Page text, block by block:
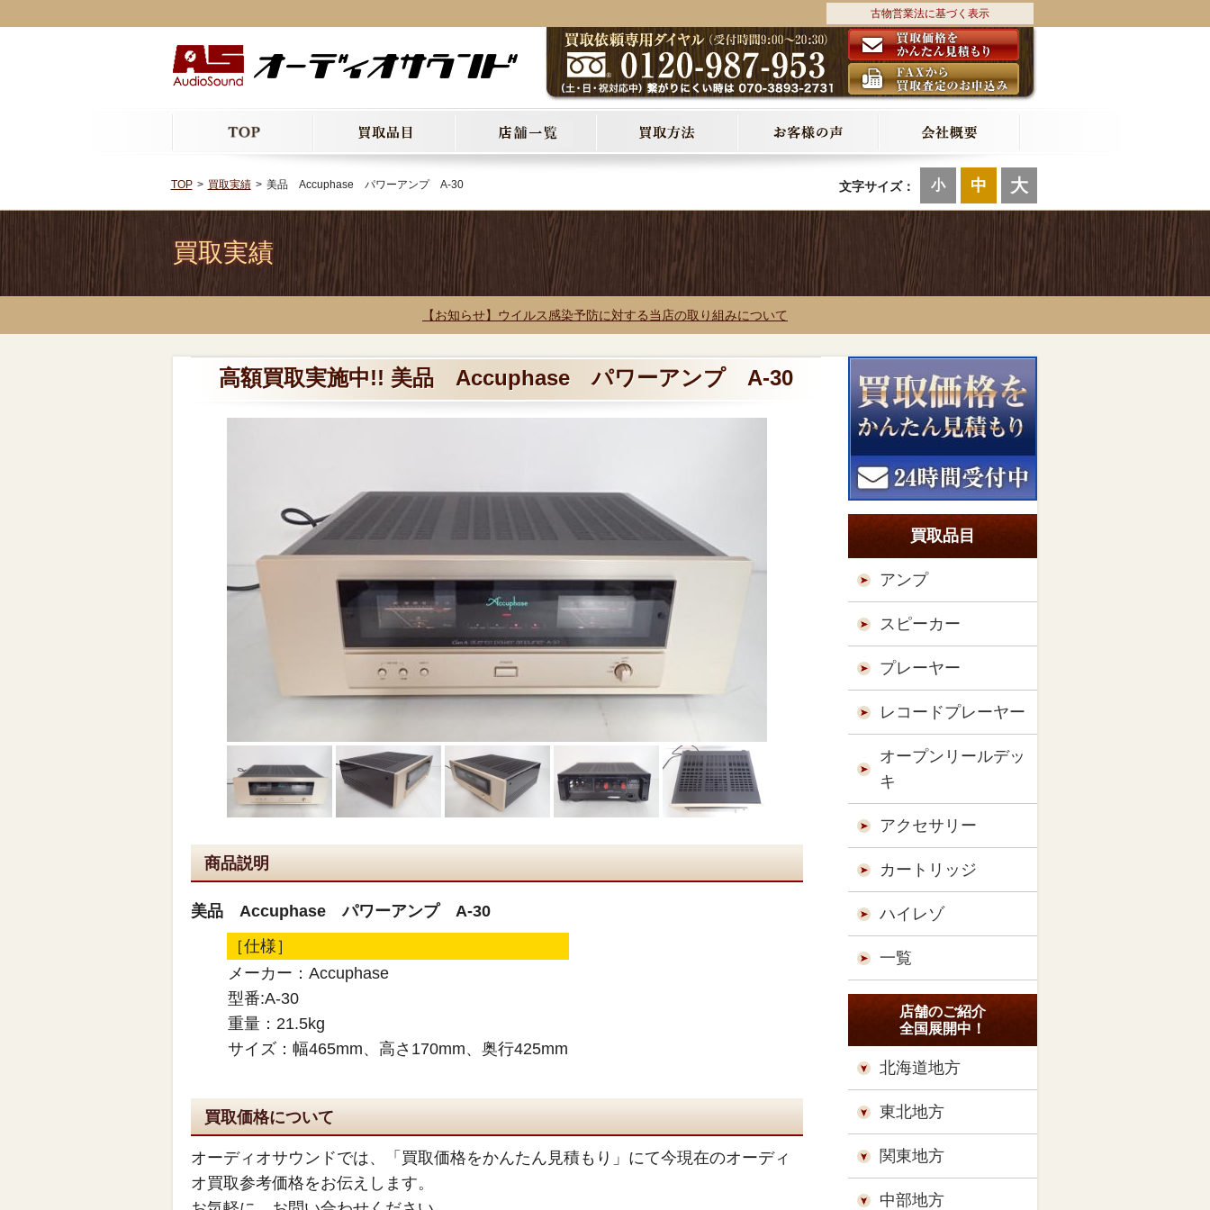
古物営業法に基づく表示
文字サイズ： 小 中 大
TOP 買取実績 美品 Accuphase パワーアンプ A-30
買取実績
【お知らせ】ウイルス感染予防に対する当店の取り組みについて
高額買取実施中!! 美品 Accuphase パワーアンプ A-30
商品説明
美品 Accuphase パワーアンプ A-30
［仕様］
メーカー：Accuphase
型番:A-30
重量：21.5kg
サイズ：幅465mm、高さ170mm、奥行425mm
買取価格について
オーディオサウンドでは、「買取価格をかんたん見積もり」にて今現在のオーディ
オ買取参考価格をお伝えします。
買取品目
アンプ
スピーカー
プレーヤー
レコードプレーヤー
オープンリールデッ
キ
アクセサリー
カートリッジ
ハイレゾ
一覧
店舗のご紹介
全国展開中！
北海道地方
東北地方
関東地方
中部地方